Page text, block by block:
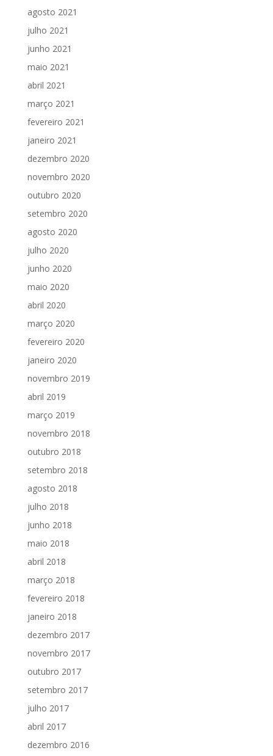
agosto 2021
julho 2021
junho 2021
maio 2021
abril 2021
março 2021
fevereiro 2021
janeiro 2021
dezembro 2020
novembro 2020
outubro 2020
setembro 2020
agosto 2020
julho 2020
junho 2020
maio 2020
abril 2020
março 2020
fevereiro 2020
janeiro 2020
novembro 2019
abril 2019
março 2019
novembro 2018
outubro 2018
setembro 2018
agosto 2018
julho 2018
junho 2018
maio 2018
abril 2018
março 2018
fevereiro 2018
janeiro 2018
dezembro 2017
novembro 2017
outubro 2017
setembro 2017
julho 2017
abril 2017
dezembro 2016